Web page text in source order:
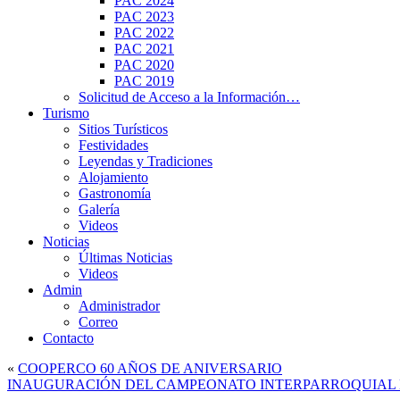
PAC 2023
PAC 2022
PAC 2021
PAC 2020
PAC 2019
Solicitud de Acceso a la Información…
Turismo
Sitios Turísticos
Festividades
Leyendas y Tradiciones
Alojamiento
Gastronomía
Galería
Videos
Noticias
Últimas Noticias
Videos
Admin
Administrador
Correo
Contacto
« COOPERCO 60 AÑOS DE ANIVERSARIO
INAUGURACIÓN DEL CAMPEONATO INTERPARROQUIAL